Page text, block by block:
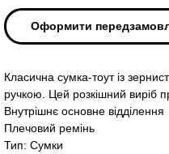
Оформити
Класична сумка-тоут із
ручкою. Цей розкішний виріб
Внутрішнє основне відділення
Плечовий ремінь
Тип: Сумки